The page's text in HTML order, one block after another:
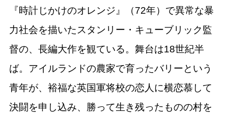
『時計じかけのオレンジ』（72年）で異常な暴
力社会を描いたスタンリー・キューブリック監
督の、長編大作を観ている。舞台は18世紀半
ば。アイルランドの農家で育ったバリーという
青年が、裕福な英国軍将校の恋人に横恋慕して
決闘を申し込み、勝って生き残ったものの村を